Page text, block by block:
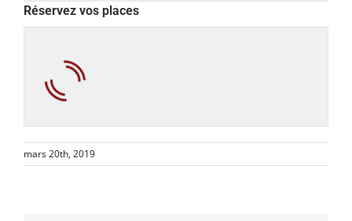
Réservez vos places
mars 20th, 2019